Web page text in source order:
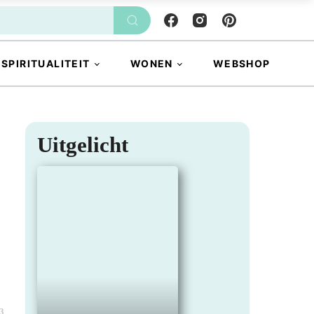
SPIRITUALITEIT WONEN WEBSHOP
Uitgelicht